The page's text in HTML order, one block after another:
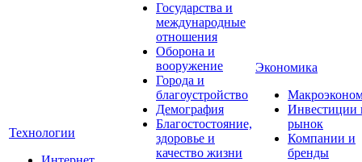
Технологии
Государства и
международные
отношения
Оборона и
вооружение
Города и
благоустройство
Демография
Благостостояние,
здоровье и
качество жизни
Экономика
Инвестиции
рынок
Компании и
бренды